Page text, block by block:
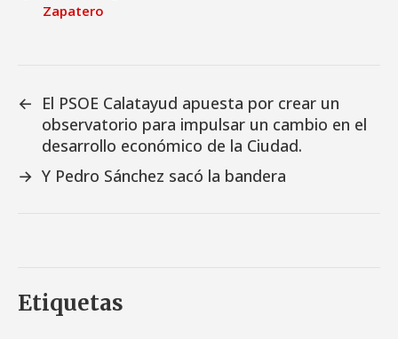
Zapatero
← El PSOE Calatayud apuesta por crear un
observatorio para impulsar un cambio en el
desarrollo económico de la Ciudad.
→ Y Pedro Sánchez sacó la bandera
Etiquetas